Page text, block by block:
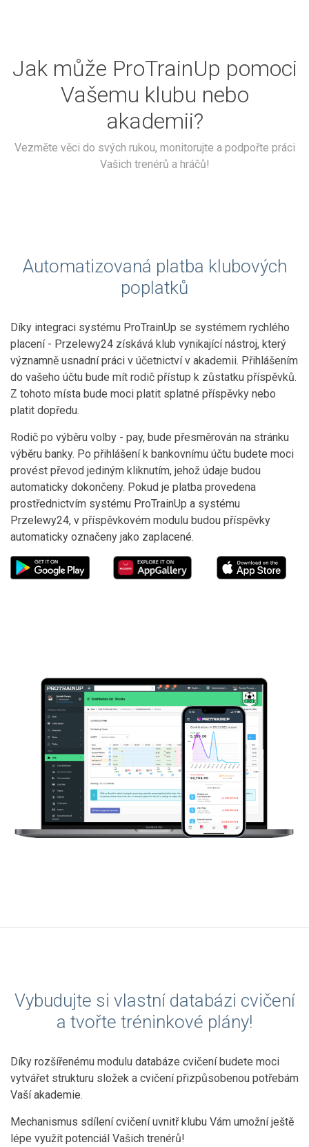
Jak může ProTrainUp pomoci
Vašemu klubu nebo
akademii?
Vezměte věci do svých rukou, monitorujte a podpořte práci
Vašich trenérů a hráčů!
Automatizovaná platba klubových
poplatků
Díky integraci systému ProTrainUp se systémem rychlého
placení - Przelewy24 získává klub vynikající nástroj, který
významně usnadní práci v účetnictví v akademii. Přihlášením
do vašeho účtu bude mít rodič přístup k zůstatku příspěvků.
Z tohoto místa bude moci platit splatné příspěvky nebo
platit dopředu.
Rodič po výběru volby - pay, bude přesměrován na stránku
výběru banky. Po přihlášení k bankovnímu účtu budete moci
provést převod jediným kliknutím, jehož údaje budou
automaticky dokončeny. Pokud je platba provedena
prostřednictvím systému ProTrainUp a systému
Przelewy24, v příspěvkovém modulu budou příspěvky
automaticky označeny jako zaplacené.
Vybudujte si vlastní databázi cvičení
a tvořte tréninkové plány!
Díky rozšířenému modulu databáze cvičení budete moci
vytvářet strukturu složek a cvičení přizpůsobenou potřebám
Vaší akademie.
Mechanismus sdílení cvičení uvnitř klubu Vám umožní ještě
lépe využít potenciál Vašich trenérů!